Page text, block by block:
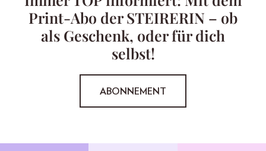
Print-Abo der STEIRERIN – ob
als Geschenk, oder für dich
selbst!
ABONNEMENT